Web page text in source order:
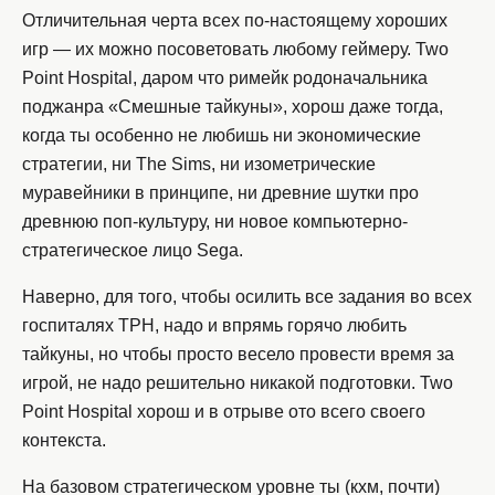
Отличительная черта всех по-настоящему хороших
игр — их можно посоветовать любому геймеру. Two
Point Hospital, даром что римейк родоначальника
поджанра «Смешные тайкуны», хорош даже тогда,
когда ты особенно не любишь ни экономические
стратегии, ни The Sims, ни изометрические
муравейники в принципе, ни древние шутки про
древнюю поп-культуру, ни новое компьютерно-
стратегическое лицо Sega.
Наверно, для того, чтобы осилить все задания во всех
госпиталях TPH, надо и впрямь горячо любить
тайкуны, но чтобы просто весело провести время за
игрой, не надо решительно никакой подготовки. Two
Point Hospital хорош и в отрыве ото всего своего
контекста.
На базовом стратегическом уровне ты (кхм, почти)